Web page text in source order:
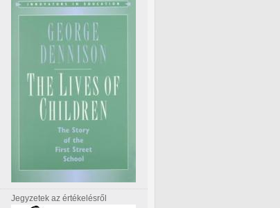
Jegyzetek az értékelésről